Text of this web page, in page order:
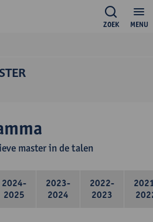
MENU
ZOEK
master in de talen
2024-
2025
2023-
2024
2022-
2023